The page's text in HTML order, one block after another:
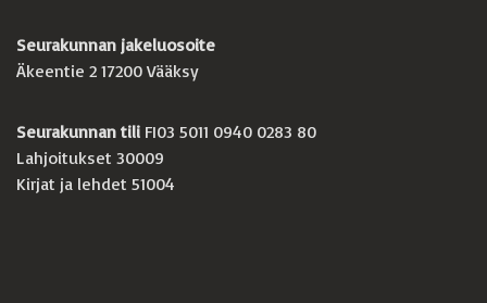
Seurakunnan jakeluosoite
Äkeentie 2 17200 Vääksy
Seurakunnan tili FI03 5011 0940 0283 80
Lahjoitukset 30009
Kirjat ja lehdet 51004